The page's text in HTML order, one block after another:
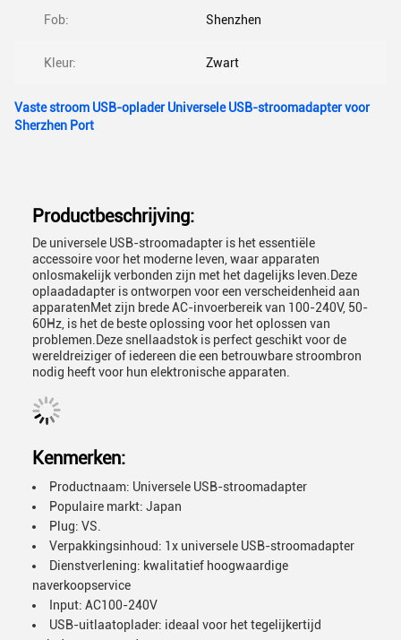
Fob: Shenzhen
Kleur: Zwart
Vaste stroom USB-oplader Universele USB-stroomadapter voor
Sherzhen Port
Productbeschrijving:
De universele USB-stroomadapter is het essentiële
accessoire voor het moderne leven, waar apparaten
onlosmakelijk verbonden zijn met het dagelijks leven.Deze
oplaadadapter is ontworpen voor een verscheidenheid aan
apparatenMet zijn brede AC-invoerbereik van 100-240V, 50-
60Hz, is het de beste oplossing voor het oplossen van
problemen.Deze snellaadstok is perfect geschikt voor de
wereldreiziger of iedereen die een betrouwbare stroombron
nodig heeft voor hun elektronische apparaten.
Kenmerken:
Productnaam: Universele USB-stroomadapter
Populaire markt: Japan
Plug: VS.
Verpakkingsinhoud: 1x universele USB-stroomadapter
Dienstverlening: kwalitatief hoogwaardige
naverkoopservice
Input: AC100-240V
USB-uitlaatoplader: ideaal voor het tegelijkertijd